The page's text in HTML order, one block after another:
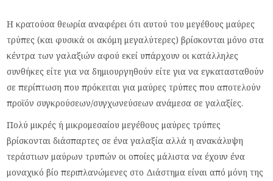
Η κρατούσα θεωρία αναφέρει ότι αυτού του μεγέθους μαύρες
τρύπες (και φυσικά οι ακόμη μεγαλύτερες) βρίσκονται μόνο στα
κέντρα των γαλαξιών αφού εκεί υπάρχουν οι κατάλληλες
συνθήκες είτε για να δημιουργηθούν είτε για να εγκατασταθούν
σε περίπτωση που πρόκειται για μαύρες τρύπες που αποτελούν
προϊόν συγκρούσεων/συγχωνεύσεων ανάμεσα σε γαλαξίες.
Πολύ μικρές ή μικρομεσαίου μεγέθους μαύρες τρύπες
βρίσκονται διάσπαρτες σε ένα γαλαξία αλλά η ανακάλυψη
τεράστιων μαύρων τρυπών οι οποίες μάλιστα να έχουν ένα
μοναχικό βίο περιπλανώμενες στο Διάστημα είναι από μόνη της